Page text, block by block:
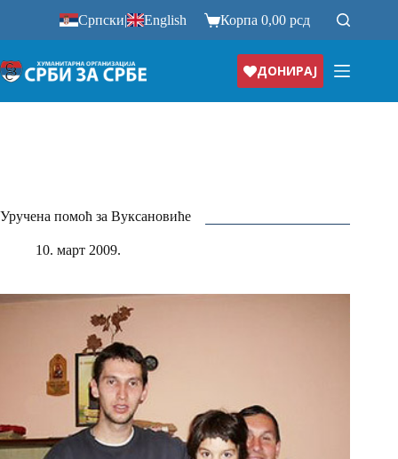
Српски| English Корпа0,00рсд
ДОНИРАЈ
Уручена помоћ за Вуксановиће
10. март 2009.